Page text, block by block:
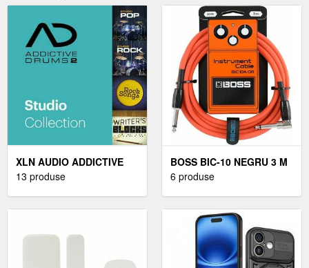
XLN AUDIO ADDICTIVE
DRUMS 2: STUDIO
13 produse
BOSS BIC-10 NEGRU 3 M
DREPT - DREPT
6 produse